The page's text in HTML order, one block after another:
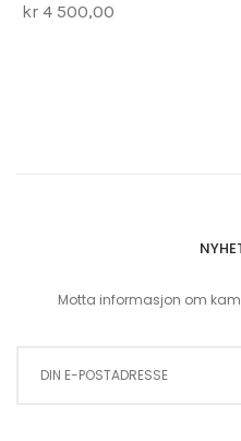
kr 4 500,00
Motta informasjon om